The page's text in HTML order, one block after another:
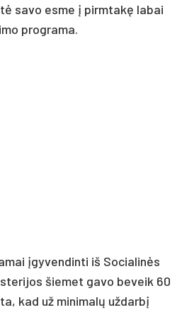
sa­vo es­me į pirm­ta­kę la­bai
pro­gra­ma.
įgy­ven­din­ti iš So­cia­li­nės
šie­met ga­vo be­veik 60
kad už mi­ni­ma­lų už­dar­bį